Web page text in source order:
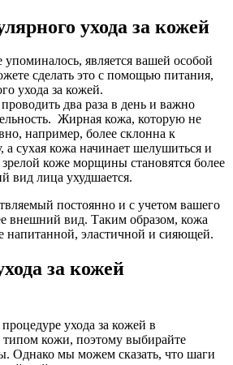
ухода за кожей
является вашей особой
сделать это с помощью питания,
ухода за кожей.
два раза в день и важно
Жирная кожа, которую не
например, более склонна к
а сухая кожа начинает шелушиться и
коже морщины становятся более
вид лица ухудшается.
постоянно и с учетом вашего
внешний вид. Таким образом, кожа
напитанной, эластичной и сияющей.
за кожей
ухода за кожей в
типом кожи, поэтому выбирайте
Однако мы можем сказать, что шаги